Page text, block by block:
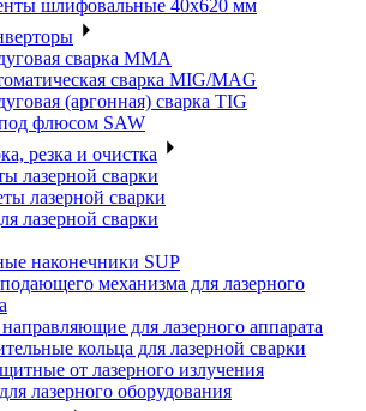
шлифовальные 40х620 мм
сварка MMA
сварка MIG/MAG
(аргонная) сварка TIG
флюсом SAW
резка и очистка
лазерной сварки
лазерной сварки
лазерной сварки
наконечники SUP
механизма для лазерного
для лазерного аппарата
кольца для лазерной сварки
от лазерного излучения
лазерного оборудования